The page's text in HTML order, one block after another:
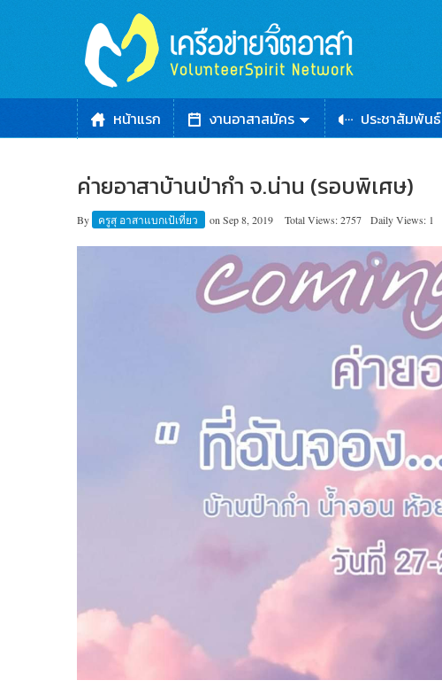
หน้าแรก งานอาสาสมัคร ประชาสัมพันธ์
ค่าย​อาสา​บ้าน​ป่า​กำ​ จ.น่าน (รอบพิเศษ)​
By ครูสุ อาสาแบกเป้เที่ยว on Sep 8, 2019 Total Views: 2757 Daily Views: 1